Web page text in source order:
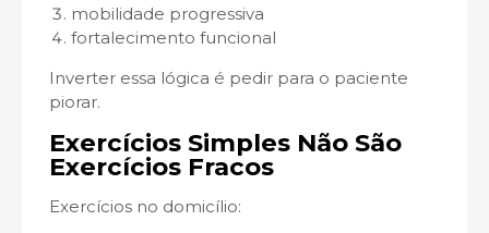
mobilidade progressiva
fortalecimento funcional
Inverter essa lógica é pedir para o paciente
piorar.
Exercícios Simples Não São
Exercícios Fracos
Exercícios no domicílio: